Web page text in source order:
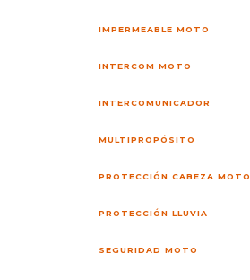
IMPERMEABLE MOTO
INTERCOM MOTO
INTERCOMUNICADOR
MULTIPROPÓSITO
PROTECCIÓN CABEZA MOTO
PROTECCIÓN LLUVIA
SEGURIDAD MOTO